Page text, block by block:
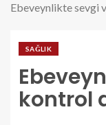
Ebeveynlikte sevgi
SAĞLIK
kontrol